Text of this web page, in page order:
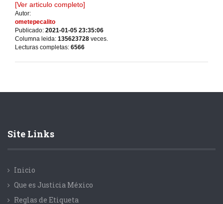
[Ver articulo completo]
Autor:
ometepecalito
Publicado: 2021-01-05 23:35:06
Columna leida: 135623728 veces.
Lecturas completas: 6566
Site Links
Inicio
Que es Justicia México
Reglas de Etiqueta